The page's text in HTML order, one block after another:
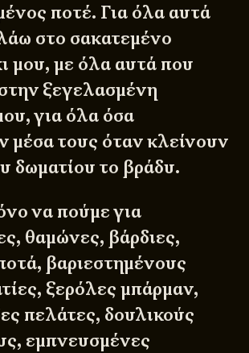
ποτέ. Για όλα αυτά
στο σακατεμένο
μου, με όλα αυτά που
ξεγελασμένη
για όλα όσα
μέσα τους όταν κλείνουν
δωματίου το βράδυ.
να πούμε για
θαμώνες, βάρδιες,
βαριεστημένους
ξερόλες μπάρμαν,
πελάτες, δουλικούς
εμπνευσμένες